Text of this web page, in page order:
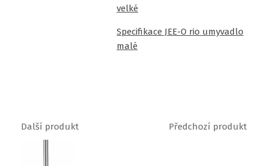
velké
Specifikace JEE-O rio umyvadlo
malé
Další produkt Předchozí produkt